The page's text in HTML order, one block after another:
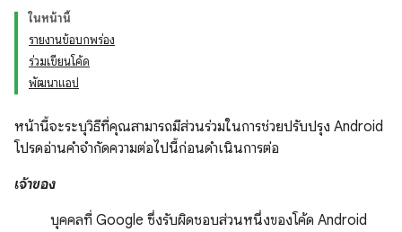
ในหน้านี้
รายงานข้อบกพร่อง
ร่วมเขียนโค้ด
พัฒนาแอป
หน้านี้จะระบุวิธีที่คุณสามารถมีส่วนร่วมในการช่วยปรับปรุง Android
โปรดอ่านคำจำกัดความต่อไปนี้ก่อนดำเนินการต่อ
เจ้าของ
บุคคลที่ Google ซึ่งรับผิดชอบส่วนหนึ่งของโค้ด Android